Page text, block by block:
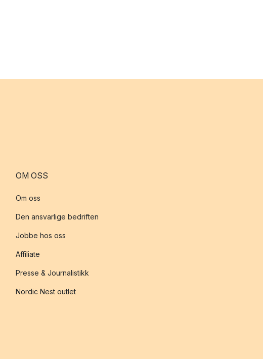
OM OSS
Om oss
Den ansvarlige bedriften
Jobbe hos oss
Affiliate
Presse & Journalistikk
Nordic Nest outlet